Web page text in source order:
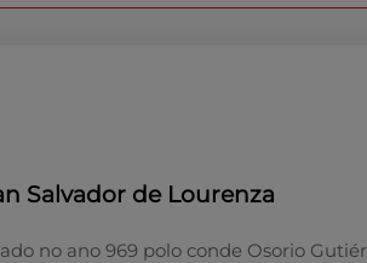
Salvador de Lourenza
no ano 969 polo conde Osorio